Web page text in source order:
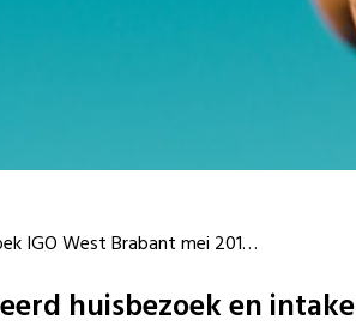
IGO West Brabant mei 201…
huisbezoek en